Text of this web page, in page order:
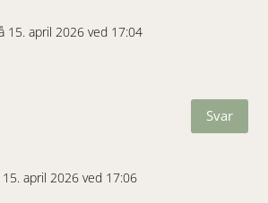
15. april 2026 ved 17:04
Svar
15. april 2026 ved 17:06